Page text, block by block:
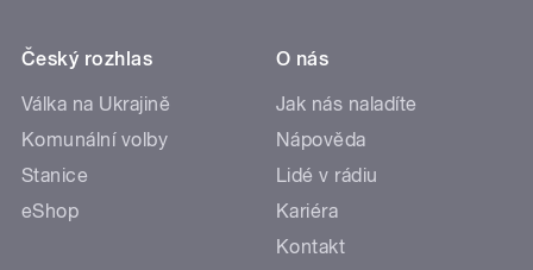
Český rozhlas
Válka na Ukrajině
Komunální volby
Stanice
eShop
O nás
Jak nás naladíte
Nápověda
Lidé v rádiu
Kariéra
Kontakt